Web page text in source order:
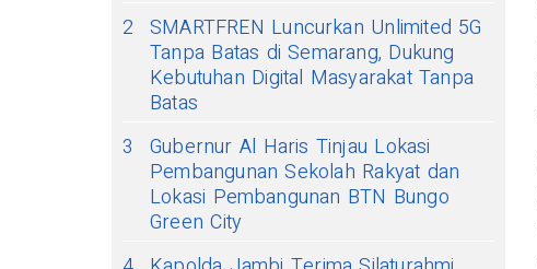
2 SMARTFREN Luncurkan Unlimited 5G
Tanpa Batas di Semarang, Dukung
Kebutuhan Digital Masyarakat Tanpa
Batas
3
Gubernur Al Haris Tinjau Lokasi
Pembangunan Sekolah Rakyat dan
Lokasi Pembangunan BTN Bungo
Green City